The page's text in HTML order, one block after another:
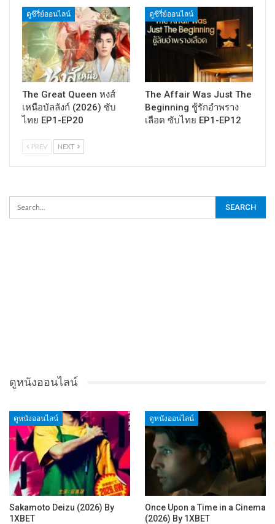
ดูซีรี่ย์ออนไลน์
The Great Queen หงส์
เหนือบัลลังก์ (2026) ซับ
ไทย EP1-EP20
ดูซีรี่ย์ออนไลน์
The Affair Was Just The
Beginning ชู้รักอำพราง
เลือด ซับไทย EP1-EP12
PREV NEXT
ดูหนังออนไลน์
ดูหนังออนไลน์
Sakamoto Deizu (2026) By
1XBET
ดูหนังออนไลน์
Once Upon a Time in a Cinema
(2026) By 1XBET